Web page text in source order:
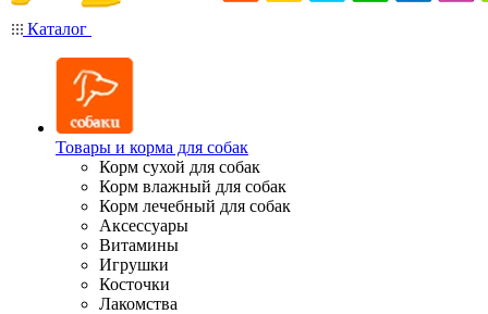
Каталог
Товары и корма для собак
Корм сухой для собак
Корм влажный для собак
Корм лечебный для собак
Аксессуары
Витамины
Игрушки
Косточки
Лакомства